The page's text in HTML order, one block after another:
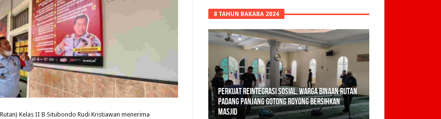
Kelas II B Situbondo Rudi Kristiawan menerima
8 TAHUN BAKABA 2024
Polisi Sita 82 Paket Ganja Siap Edar di Tanah
Datar